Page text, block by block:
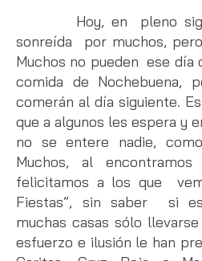
Hoy, en pleno siglo
sonreída por muchos,
Muchos no pueden ese
comida de Nochebuena,
comerán al día siguiente.
que a algunos les espera y
no se entere nadie,
Muchos, al
felicitamos a los que
Fiestas”, sin saber si
muchas casas sólo
esfuerzo e ilusión le han